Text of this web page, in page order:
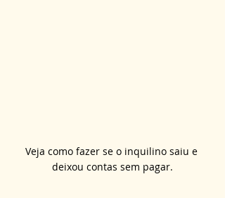
Veja como fazer se o inquilino saiu e
deixou contas sem pagar.